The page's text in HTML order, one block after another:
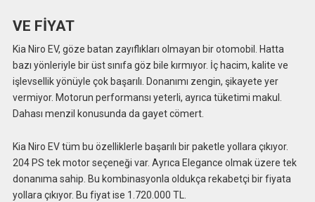
VE FİYAT
Kia Niro EV, göze batan zayıflıkları olmayan bir otomobil. Hatta
bazı yönleriyle bir üst sınıfa göz bile kırmıyor. İç hacim, kalite ve
işlevsellik yönüyle çok başarılı. Donanımı zengin, şikayete yer
vermiyor. Motorun performansı yeterli, ayrıca tüketimi makul.
Dahası menzil konusunda da gayet cömert.
Kia Niro EV tüm bu özelliklerle başarılı bir paketle yollara çıkıyor.
204 PS tek motor seçeneği var. Ayrıca Elegance olmak üzere tek
donanıma sahip. Bu kombinasyonla oldukça rekabetçi bir fiyata
yollara çıkıyor. Bu fiyat ise 1.720.000 TL.